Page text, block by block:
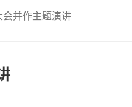
并作主题演讲